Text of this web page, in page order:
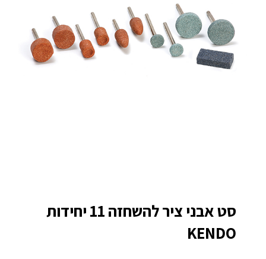
סט אבני ציר להשחזה 11 יחידות
KENDO